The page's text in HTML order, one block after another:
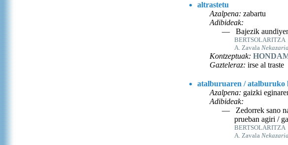
altrastetu
Azalpena: zabartu
Adibideak:
— Bajezik
BERTSOLARITZA
A. Zavala
Kontzeptuak:
Gazteleraz: irse al traste
atalburuaren / atalburuko
Azalpena: gaizki
Adibideak:
— Zedorrek sano
prueban agiri /
BERTSOLARITZA
A. Zavala